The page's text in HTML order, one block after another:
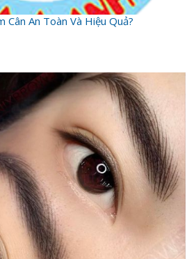
Cân An Toàn Và Hiệu Quả?